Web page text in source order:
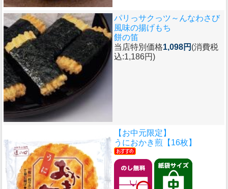
パリっサクっツ～んなわさび
風味の揚げもち
餅の笛
当店特別価格1,098円 (消費税
込:1,186円)
【お中元限定】
うにおかき煎【16枚】